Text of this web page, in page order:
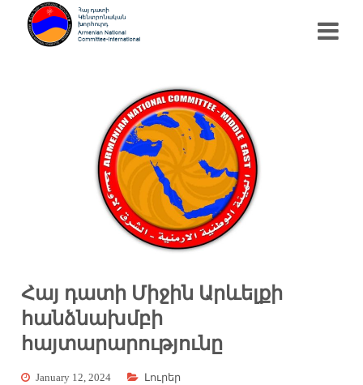
Հայ դատի Միջին Արևելքի
հանձնախմբի
հայտարարությունը
January 12, 2024
Լուրեր